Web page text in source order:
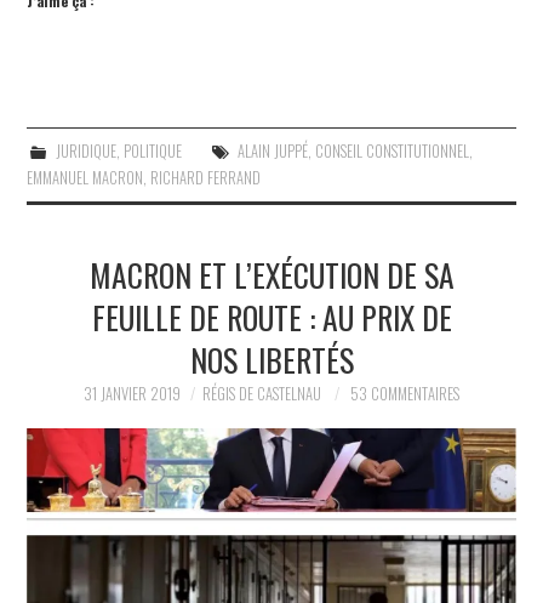
JURIDIQUE, POLITIQUE ALAIN JUPPÉ, CONSEIL CONSTITUTIONNEL,
EMMANUEL MACRON, RICHARD FERRAND
MACRON ET L’EXÉCUTION DE SA
FEUILLE DE ROUTE : AU PRIX DE
NOS LIBERTÉS
31 JANVIER 2019 RÉGIS DE CASTELNAU 53 COMMENTAIRES